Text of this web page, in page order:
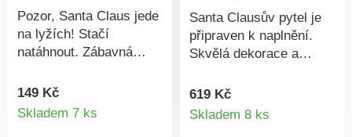
Pozor, Santa Claus jede
na lyžích! Stačí
natáhnout. Zábavná
párty žertík. Snadné
použití. Tip na dárek pro
149 Kč
Skladem 7 ks
Santa Clausův pytel je
připraven k naplnění.
Skvělá dekorace a
řetízkem k zavěšení a
přísavkou. Lze naplnit
619 Kč
Skladem 8 ks